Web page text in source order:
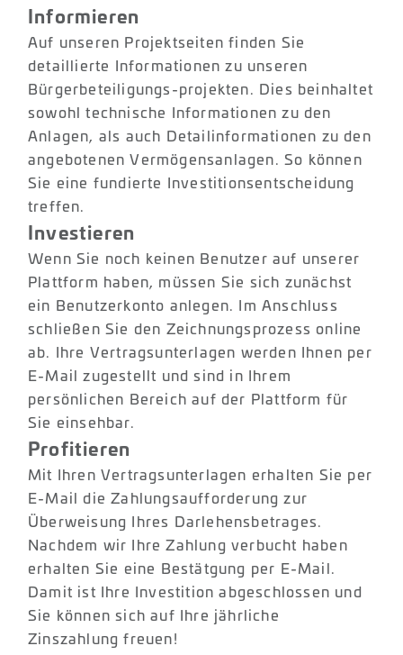
Informieren
Auf unseren Projektseiten finden Sie
detaillierte Informationen zu unseren
Bürgerbeteiligungs-projekten. Dies beinhaltet
sowohl technische Informationen zu den
Anlagen, als auch Detailinformationen zu den
angebotenen Vermögensanlagen. So können
Sie eine fundierte Investitionsentscheidung
treffen.
Investieren
Wenn Sie noch keinen Benutzer auf unserer
Plattform haben, müssen Sie sich zunächst
ein Benutzerkonto anlegen. Im Anschluss
schließen Sie den Zeichnungsprozess online
ab. Ihre Vertragsunterlagen werden Ihnen per
E-Mail zugestellt und sind in Ihrem
persönlichen Bereich auf der Plattform für
Sie einsehbar.
Profitieren
Mit Ihren Vertragsunterlagen erhalten Sie per
E-Mail die Zahlungsaufforderung zur
Überweisung Ihres Darlehensbetrages.
Nachdem wir Ihre Zahlung verbucht haben
erhalten Sie eine Bestätgung per E-Mail.
Damit ist Ihre Investition abgeschlossen und
Sie können sich auf Ihre jährliche
Zinszahlung freuen!